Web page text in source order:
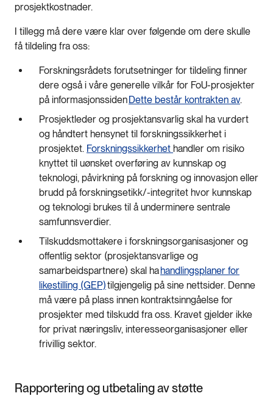
prosjektkostnader.
I tillegg må dere være klar over følgende om dere skulle
få tildeling fra oss:
Forskningsrådets forutsetninger for tildeling finner
dere også i våre generelle vilkår for FoU-prosjekter
på informasjonssidenDette består kontrakten av.
Prosjektleder og prosjektansvarlig skal ha vurdert
og håndtert hensynet til forskningssikkerhet i
prosjektet. Forskningssikkerhet handler om risiko
knyttet til uønsket overføring av kunnskap og
teknologi, påvirkning på forskning og innovasjon eller
brudd på forskningsetikk/-integritet hvor kunnskap
og teknologi brukes til å underminere sentrale
samfunnsverdier.
Tilskuddsmottakere i forskningsorganisasjoner og
offentlig sektor (prosjektansvarlige og
samarbeidspartnere) skal hahandlingsplaner for
likestilling (GEP)tilgjengelig på sine nettsider. Denne
må være på plass innen kontraktsinngåelse for
prosjekter med tilskudd fra oss. Kravet gjelder ikke
for privat næringsliv, interesseorganisasjoner eller
frivillig sektor.
Rapportering og utbetaling av støtte